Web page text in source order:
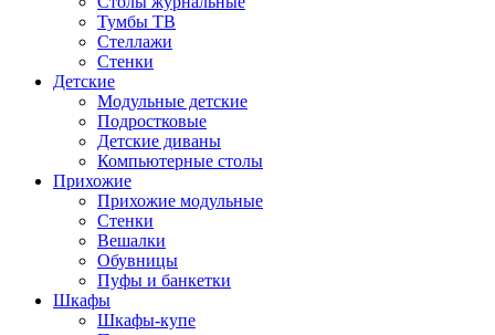
Тумбы ТВ
Стеллажи
Стенки
Детские
Модульные детские
Подростковые
Детские диваны
Компьютерные столы
Прихожие
Прихожие модульные
Стенки
Вешалки
Обувницы
Пуфы и банкетки
Шкафы
Шкафы-купе